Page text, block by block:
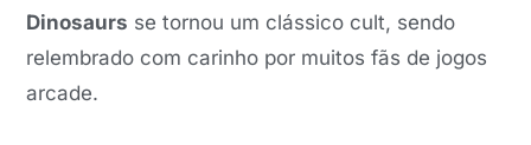
Dinosaurs se tornou um clássico cult, sendo
relembrado com carinho por muitos fãs de jogos
arcade.